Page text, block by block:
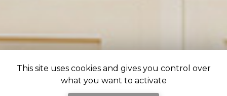
This site uses cookies and gives you control over
what you want to activate